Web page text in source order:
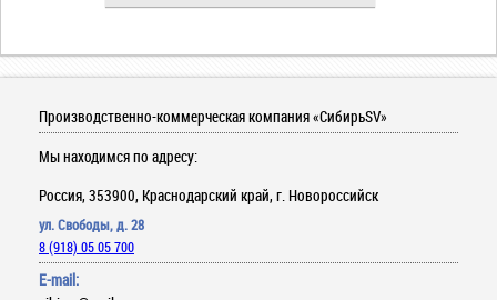
Производственно-коммерческая компания «СибирьSV»
Мы находимся по адресу:
Россия, 353900, Краснодарский край, г. Новороссийск
ул. Свободы, д. 28
8 (918) 05 05 700
E-mail: